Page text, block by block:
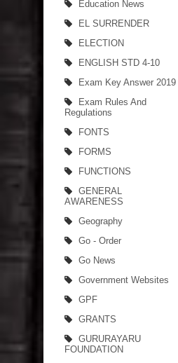
Education News
EL SURRENDER
ELECTION
ENGLISH STD 4-10
Exam Key Answer 2019
Exam Rules And
Regulations
FONTS
FORMS
FUNCTIONS
GENERAL
AWARENESS
Geography
Go - Order
Go News
Government Websites
GPF
GRANTS
GURURAYARU
FOUNDATION